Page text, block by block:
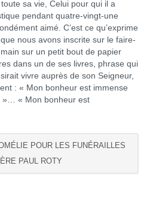
sa vie, Celui pour qui il a
pendant quatre-vingt-une
aimé. C’est ce qu’exprime
nous avons inscrite sur le faire-
sur un petit bout de papier
dans un de ses livres, phrase qui
vivre auprès de son Seigneur,
: « Mon bonheur est immense
»… « Mon bonheur est
POUR LES FUNÉRAILLES
PAUL ROTY